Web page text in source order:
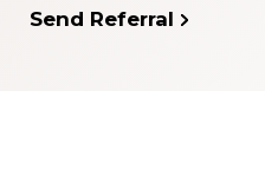
Send Referral